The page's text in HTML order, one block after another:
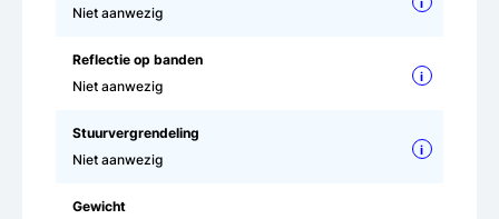
Niet aanwezig
i
Reflectie op banden
Niet aanwezig
i
Stuurvergrendeling
Niet aanwezig
i
Gewicht